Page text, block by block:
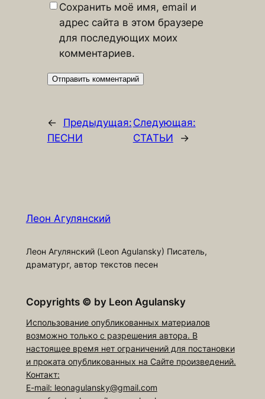
Сохранить моё имя, email и
адрес сайта в этом браузере
для последующих моих
комментариев.
←
Предыдущая:
ПЕСНИ
Следующая:
СТАТЬИ
→
Леон Агулянский
Леон Агулянский (Leon Agulansky) Писатель,
драматург, автор текстов песен
Copyrights © by Leon Agulansky
Использование опубликованных материалов
возможно только с разрешения автора. В
настоящее время нет ограничений для постановки
и проката опубликованных на Сайте произведений.
Контакт:
E-mail: leonagulansky@gmail.com